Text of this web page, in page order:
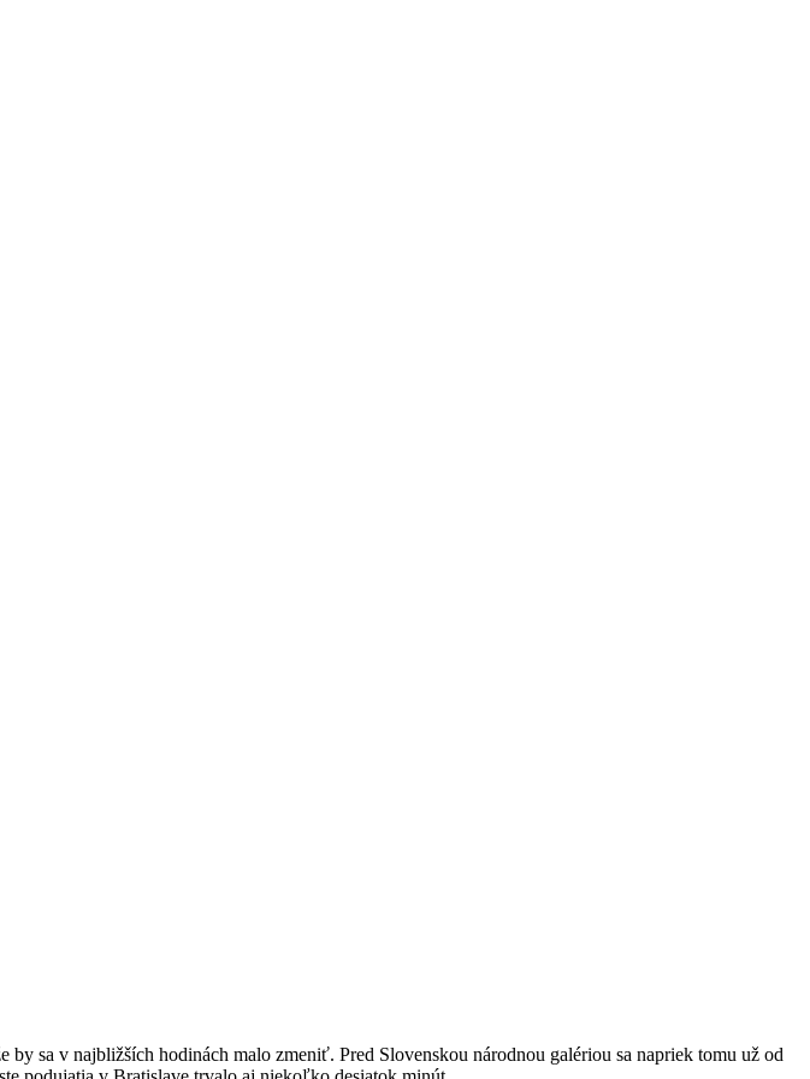
sa v najbližších hodinách malo zmeniť. Pred Slovenskou národnou galériou sa napriek tomu už od